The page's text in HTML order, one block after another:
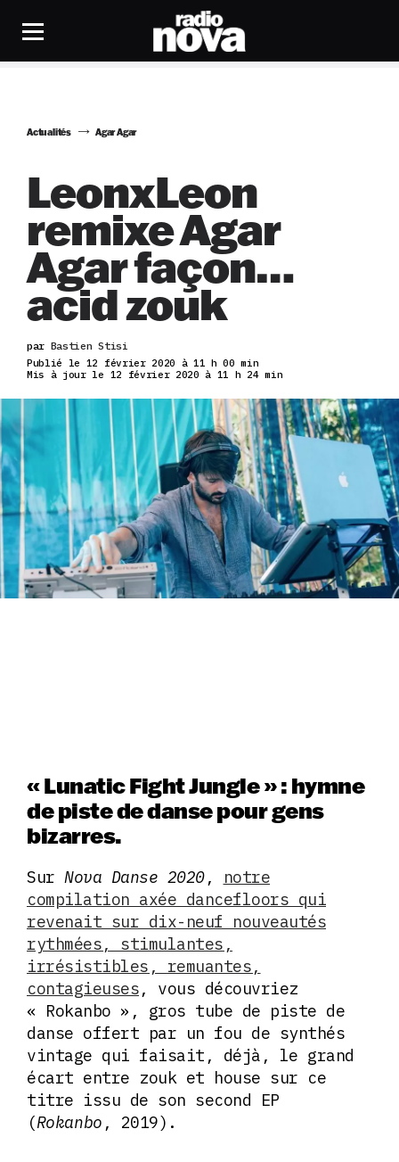
Actualités Agar Agar
LeonxLeon
remixe Agar
Agar façon…
acid zouk
par Bastien Stisi
Publié le 12 février 2020 à 11 h 00 min
Mis à jour le 12 février 2020 à 11 h 24 min
« Lunatic Fight Jungle » : hymne
de piste de danse pour gens
bizarres.
Sur Nova Danse 2020,
notre
compilation axée dancefloors qui
revenait sur dix-neuf nouveautés
rythmées, stimulantes,
irrésistibles, remuantes,
contagieuses, vous découvriez
« Rokanbo », gros tube de piste de
danse offert par un fou de synthés
vintage qui faisait, déjà, le grand
écart entre zouk et house sur ce
titre issu de son second EP
(Rokanbo , 2019).